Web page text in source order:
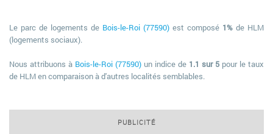
Le parc de logements de Bois-le-Roi (77590) est composé 1% de HLM
(logements sociaux).
Nous attribuons à Bois-le-Roi (77590) un indice de 1.1 sur 5 pour le taux
de HLM en comparaison à d'autres localités semblables.
PUBLICITÉ